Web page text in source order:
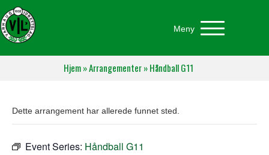
Meny
Hjem»Arrangementer»Håndball G11
Dette arrangement har allerede funnet sted.
Event Series: Håndball G11